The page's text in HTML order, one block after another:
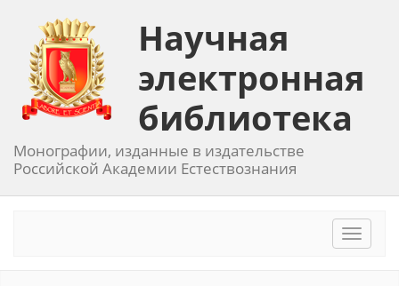
Научная
электронная
библиотека
Монографии, изданные в издательстве
Российской Академии Естествознания
Toggle